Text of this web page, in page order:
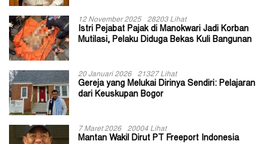
12 November 2025 28203 Lihat
Istri Pejabat Pajak di Manokwari Jadi Korban
Mutilasi, Pelaku Diduga Bekas Kuli Bangunan
20 Januari 2026 21327 Lihat
Gereja yang Melukai Dirinya Sendiri: Pelajaran
dari Keuskupan Bogor
7 Maret 2026 20004 Lihat
Mantan Wakil Dirut PT Freeport Indonesia